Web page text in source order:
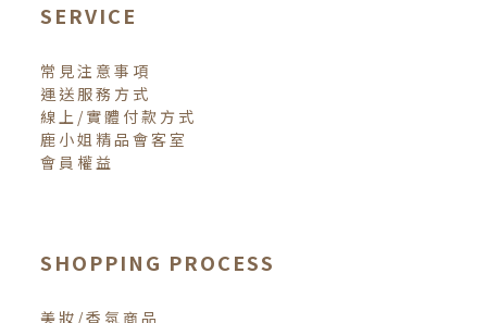
SERVICE
常見注意事項
運送服務方式
線上/實體付款方式
鹿小姐精品會客室
會員權益
SHOPPING PROCESS
美妝/香氛商品